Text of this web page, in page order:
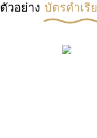
ตัวอย่าง บัตรคำเรี